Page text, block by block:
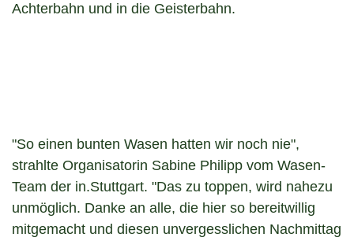
Achterbahn und in die Geisterbahn.
"So einen bunten Wasen hatten wir noch nie",
strahlte Organisatorin Sabine Philipp vom Wasen-
Team der in.Stuttgart. "Das zu toppen, wird nahezu
unmöglich. Danke an alle, die hier so bereitwillig
mitgemacht und diesen unvergesslichen Nachmittag